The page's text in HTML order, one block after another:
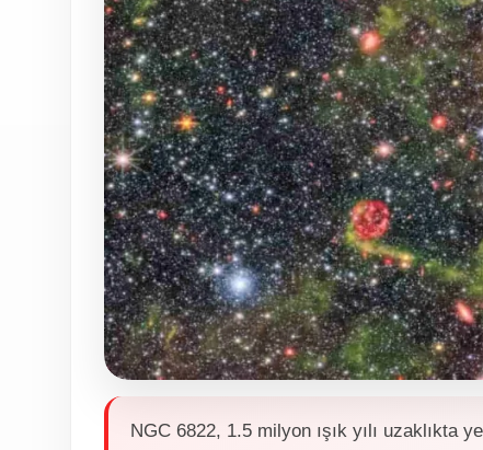
NGC 6822, 1.5 milyon ışık yılı uzaklıkta